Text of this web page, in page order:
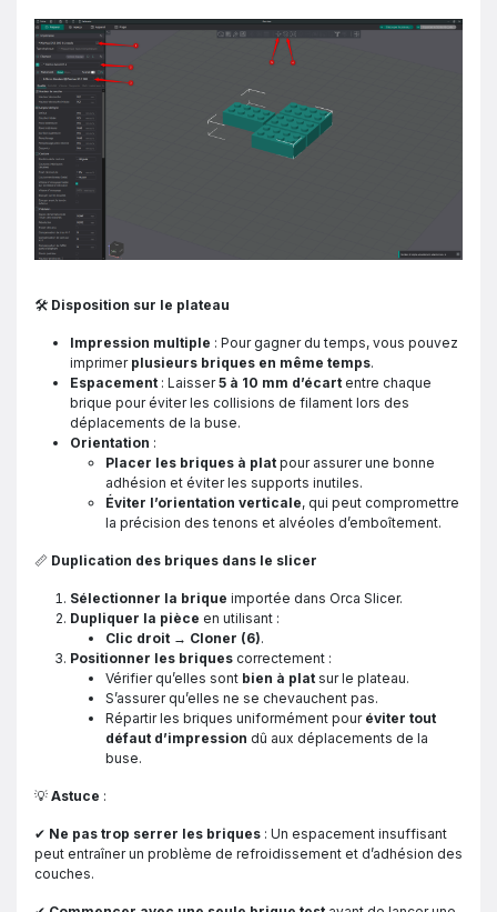
🛠 Disposition sur le plateau
Impression multiple : Pour gagner du temps, vous pouvez
imprimer plusieurs briques en même temps.
Espacement : Laisser5 à 10 mm d’écart entre chaque
brique pour éviter les collisions de filament lors des
déplacements de la buse.
Orientation :
Placer les briques à plat pour assurer une bonne
adhésion et éviter les supports inutiles.
Éviter l’orientation verticale, qui peut compromettre
la précision des tenons et alvéoles d’emboîtement.
📏 Duplication des briques dans le slicer
Sélectionner la brique importée dans Orca Slicer.
Dupliquer la pièce en utilisant :
Clic droit → Cloner (6).
Positionner les briques correctement :
Vérifier qu’elles sont bien à plat sur le plateau.
S’assurer qu’elles ne se chevauchent pas.
Répartir les briques uniformément pour éviter tout
défaut d’impression dû aux déplacements de la
buse.
💡 Astuce :
✔ Ne pas trop serrer les briques : Un espacement insuffisant
peut entraîner un problème de refroidissement et d’adhésion des
couches.